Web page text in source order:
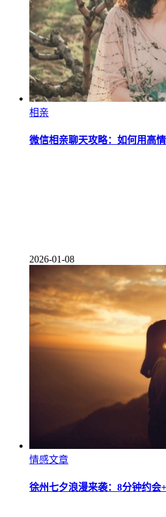
相亲
微信相亲聊天攻略：如何用高
2026-01-08
情感文章
徐州七夕浪漫来袭：8分钟约会+